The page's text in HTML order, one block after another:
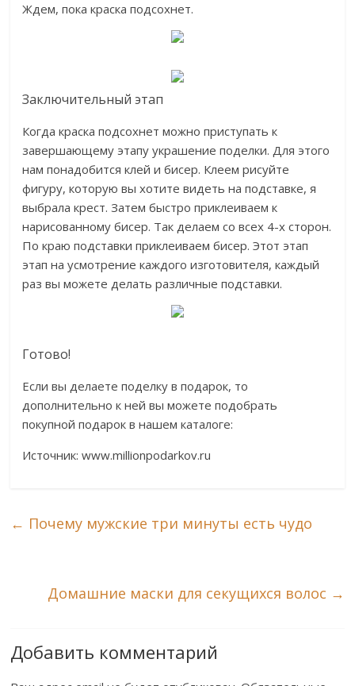
Ждем, пока краска подсохнет.
Заключительный этап
Когда краска подсохнет можно приступать к
завершающему этапу украшение поделки. Для этого
нам понадобится клей и бисер. Клеем рисуйте
фигуру, которую вы хотите видеть на подставке, я
выбрала крест. Затем быстро приклеиваем к
нарисованному бисер. Так делаем со всех 4-х сторон.
По краю подставки приклеиваем бисер. Этот этап
этап на усмотрение каждого изготовителя, каждый
раз вы можете делать различные подставки.
Готово!
Если вы делаете поделку в подарок, то
дополнительно к ней вы можете подобрать
покупной подарок в нашем каталоге:
Источник: www.millionpodarkov.ru
← Почему мужские три минуты есть чудо
Домашние маски для секущихся волос →
Добавить комментарий